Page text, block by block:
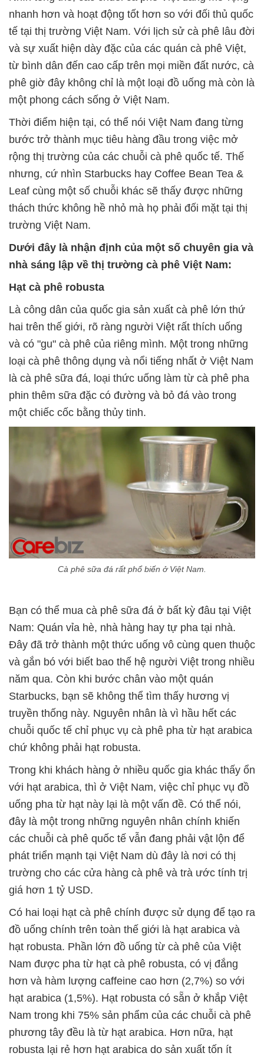
nhanh hơn và hoạt động tốt hơn so với đối thủ quốc
tế tại thị trường Việt Nam. Với lịch sử cà phê lâu đời
và sự xuất hiện dày đặc của các quán cà phê Việt,
từ bình dân đến cao cấp trên mọi miền đất nước, cà
phê giờ đây không chỉ là một loại đồ uống mà còn là
một phong cách sống ở Việt Nam.
Thời điểm hiện tại, có thể nói Việt Nam đang từng
bước trở thành mục tiêu hàng đầu trong việc mở
rộng thị trường của các chuỗi cà phê quốc tế. Thế
nhưng, cứ nhìn Starbucks hay Coffee Bean Tea &
Leaf cùng một số chuỗi khác sẽ thấy được những
thách thức không hề nhỏ mà họ phải đối mặt tại thị
trường Việt Nam.
Dưới đây là nhận định của một số chuyên gia và
nhà sáng lập về thị trường cà phê Việt Nam:
Hạt cà phê robusta
Là công dân của quốc gia sản xuất cà phê lớn thứ
hai trên thế giới, rõ ràng người Việt rất thích uống
và có "gu" cà phê của riêng mình. Một trong những
loại cà phê thông dụng và nổi tiếng nhất ở Việt Nam
là cà phê sữa đá, loại thức uống làm từ cà phê pha
phin thêm sữa đặc có đường và bỏ đá vào trong
một chiếc cốc bằng thủy tinh.
Cà phê sữa đá rất phổ biến ở Việt Nam.
Bạn có thể mua cà phê sữa đá ở bất kỳ đâu tại Việt
Nam: Quán vỉa hè, nhà hàng hay tự pha tại nhà.
Đây đã trở thành một thức uống vô cùng quen thuộc
và gắn bó với biết bao thế hệ người Việt trong nhiều
năm qua. Còn khi bước chân vào một quán
Starbucks, bạn sẽ không thể tìm thấy hương vị
truyền thống này. Nguyên nhân là vì hầu hết các
chuỗi quốc tế chỉ phục vụ cà phê pha từ hạt arabica
chứ không phải hạt robusta.
Trong khi khách hàng ở nhiều quốc gia khác thấy ổn
với hạt arabica, thì ở Việt Nam, việc chỉ phục vụ đồ
uống pha từ hạt này lại là một vấn đề. Có thể nói,
đây là một trong những nguyên nhân chính khiến
các chuỗi cà phê quốc tế vẫn đang phải vật lộn để
phát triển mạnh tại Việt Nam dù đây là nơi có thị
trường cho các cửa hàng cà phê và trà ước tính trị
giá hơn 1 tỷ USD.
Có hai loại hạt cà phê chính được sử dụng để tạo ra
đồ uống chính trên toàn thế giới là hạt arabica và
hạt robusta. Phần lớn đồ uống từ cà phê của Việt
Nam được pha từ hạt cà phê robusta, có vị đắng
hơn và hàm lượng caffeine cao hơn (2,7%) so với
hạt arabica (1,5%). Hạt robusta có sẵn ở khắp Việt
Nam trong khi 75% sản phẩm của các chuỗi cà phê
phương tây đều là từ hạt arabica. Hơn nữa, hạt
robusta lại rẻ hơn hạt arabica do sản xuất tốn ít